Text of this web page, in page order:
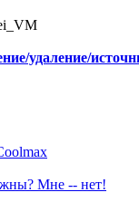
удаление/
Мне -- нет!